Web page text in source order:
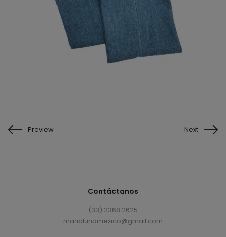
Preview Next
Contáctanos
(33) 2368 2625
marialunamexico@gmail.com